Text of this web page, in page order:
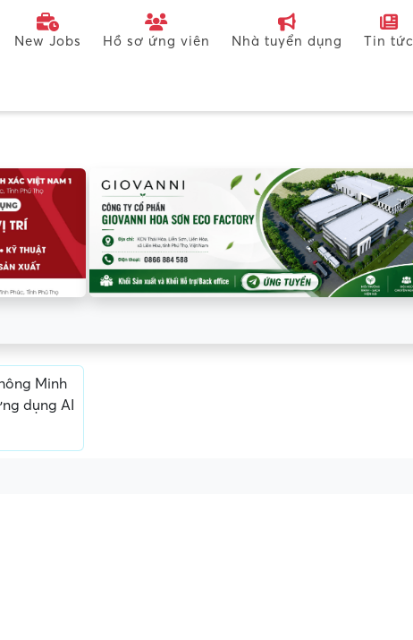
New Jobs Hồ sơ ứng viên Nhà tuyển dụng Tin tức
Minh
dụng AI